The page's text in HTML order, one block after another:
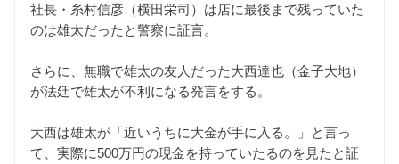
社長・糸村信彦（横田栄司）は店に最後まで残っていた
のは雄太だったと警察に証言。
さらに、無職で雄太の友人だった大西達也（金子大地）
が法廷で雄太が不利になる発言をする。
大西は雄太が「近いうちに大金が手に入る。」と言っ
て、実際に500万円の現金を持っていたるのを見たと証